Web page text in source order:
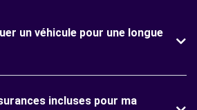
un véhicule pour une longue
incluses pour ma